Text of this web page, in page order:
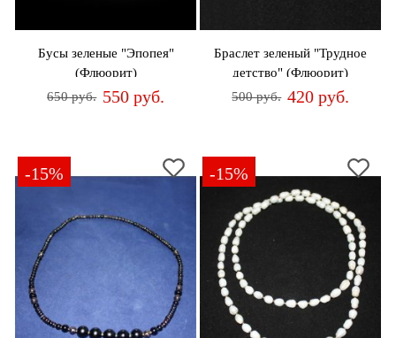
Бусы зеленые "Эпопея"
(Флюорит)
650 руб. 550 руб.
Браслет зеленый "Трудное
детство" (Флюорит)
500 руб. 420 руб.
-15% -15%